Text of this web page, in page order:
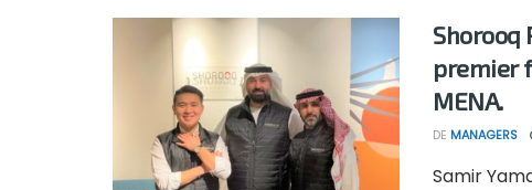
Shorooq
premier
MENA.
DE MANAGERS
Samir